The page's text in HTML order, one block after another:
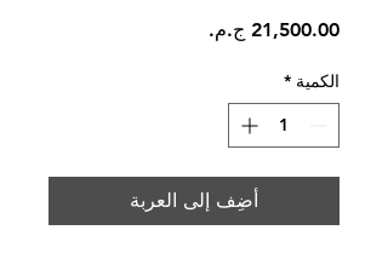
الكمية *
أضِف إلى العربة